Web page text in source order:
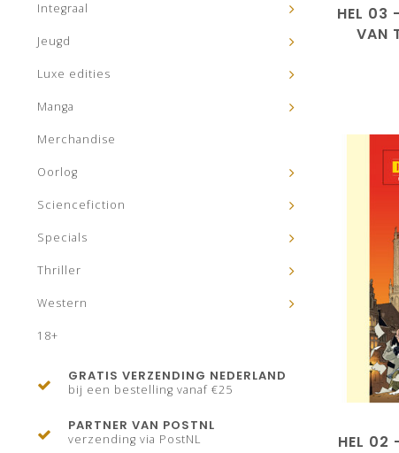
Integraal
Jeugd
Luxe edities
Manga
Merchandise
Oorlog
Sciencefiction
Specials
Thriller
Western
18+
GRATIS VERZENDING NEDERLAND
bij een bestelling vanaf €25
PARTNER VAN POSTNL
verzending via PostNL
HEL 03
VAN
HEL 02